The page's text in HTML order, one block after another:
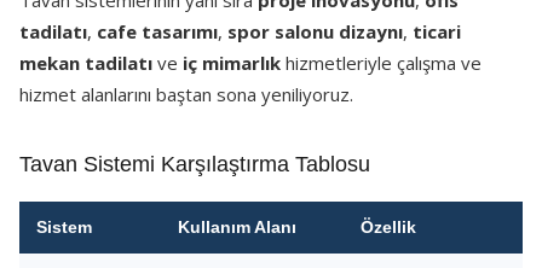
tadilatı, cafe tasarımı, spor salonu dizaynı, ticari
mekan tadilatı ve iç mimarlık hizmetleriyle çalışma ve
hizmet alanlarını baştan sona yeniliyoruz.
Tavan Sistemi Karşılaştırma Tablosu
Sistem Kullanım Alanı Özellik